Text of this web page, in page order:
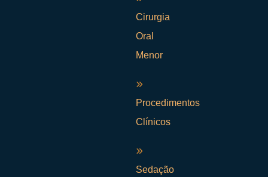
Cirurgia
Oral
Menor
Procedimentos
Clínicos
Sedação